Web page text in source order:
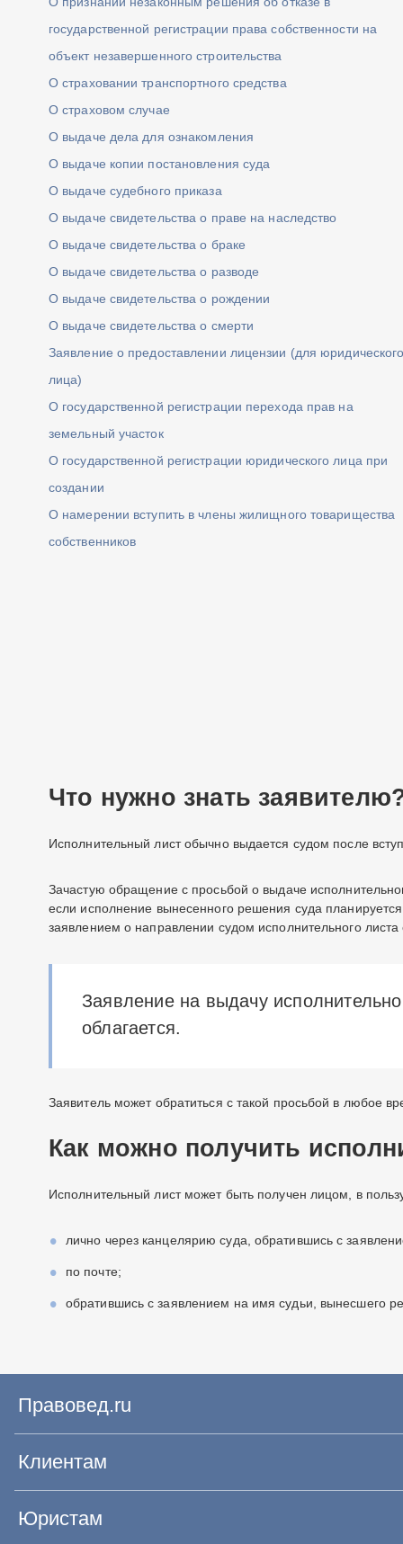
государственной регистрации права собственности на
объект незавершенного строительства
О страховании транспортного средства
О страховом случае
О выдаче дела для ознакомления
О выдаче копии постановления суда
О выдаче судебного приказа
О выдаче свидетельства о праве на наследство
О выдаче свидетельства о браке
О выдаче свидетельства о разводе
О выдаче свидетельства о рождении
О выдаче свидетельства о смерти
Заявление о предоставлении лицензии (для
лица)
О государственной регистрации перехода прав на
земельный участок
О государственной регистрации юридического лица при
создании
О намерении вступить в члены жилищного товарищества
собственников
Что нужно знать
Исполнительный лист обычно выдается судом после
Зачастую обращение с просьбой о выдаче
если исполнение вынесенного решения суда
заявлением о направлении судом исполнительного
Заявление на выдачу
облагается.
Заявитель может обратиться с такой просьбой в любое
Как можно получить
Исполнительный лист может быть получен лицом, в
лично через канцелярию суда, обратившись с
по почте;
обратившись с заявлением на имя судьи, вынесшего
Правовед.ru
Клиентам
Юристам